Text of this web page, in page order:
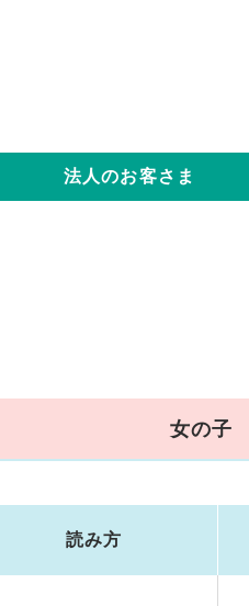
法人のお客さま
女の子
読み方